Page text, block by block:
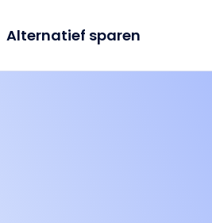
Alternatief sparen